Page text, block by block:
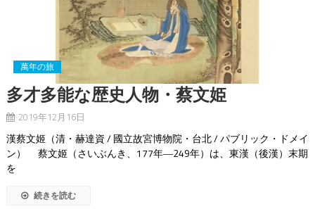
萬年の旅
多才多能な歴史人物・蔡文姫
2019年12月16日
漢蔡文姬（清・赫達資 / 國立故宮博物院・台北 / パブリック・ドメイ
ン） 蔡文姬（さいぶんき、177年―249年）は、東漢（後漢）末期
を
続きを読む